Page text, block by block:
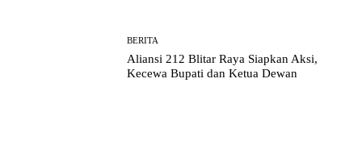
BERITA
Aliansi 212 Blitar Raya Siapkan Aksi,
Kecewa Bupati dan Ketua Dewan